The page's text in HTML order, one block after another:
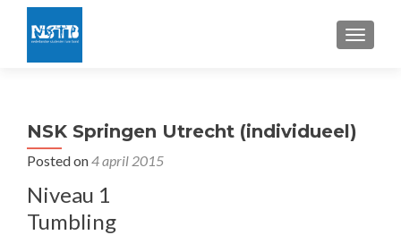
NSK Springen Utrecht (individueel)
Posted on4 april 2015
Niveau 1
Tumbling